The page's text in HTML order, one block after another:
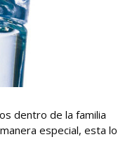
dentro de la familia
especial, esta lo